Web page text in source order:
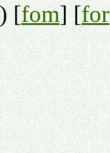
[fom] [for